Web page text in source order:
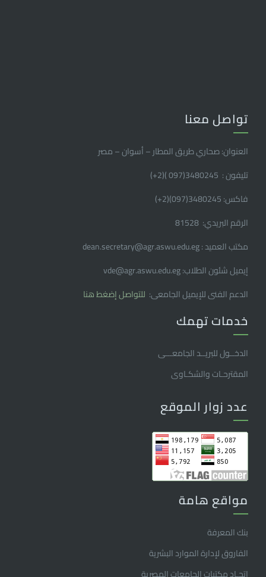
تواصل معنا
العنوان: صحاري طريق المطار – أسوان – مصر
تليفون : 3480245(097 )(2
+
)
فاكس: 3480245(097)(2
+
)
الرقم البريدي: 81528
مكتب العميد : dean.secretary@agr.aswu.edu.eg
إيميل شئون الطلاب: vde@agr.aswu.edu.eg
الدعم الفنى للإيميل الجامعى: للتواصل إضغط هنا
خدمات تهمك
الدخــول للبريــد الجامعـــى
المقترحـات والشكـاوى
عدد زوار الموقع
مواقع هامة
بنك المعرفة
الفاروق ﻹدارة الموارد البشرية